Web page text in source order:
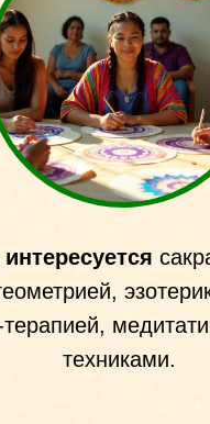
интересуется
техниками.